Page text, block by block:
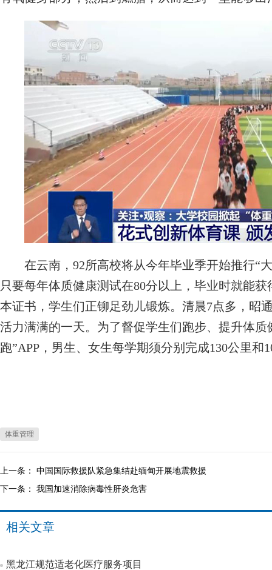
在云南，92所高校将从今年毕业季开始推行“
只要每年体质健康测试在80分以上，毕业时就能
本证书，学生们正铆足劲儿锻炼。清晨7点多，昭
活力满满的一天。为了督促学生们跑步、提升体
跑”APP，男生、女生每学期须分别完成130公里和
体重管理
上一条： 中国国际救援队紧急集结赴缅甸开展地震救援
下一条： 我国加速消除病毒性肝炎危害
相关文章
黑龙江规范适老化医疗服务项目